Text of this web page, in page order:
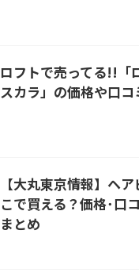
ロフトで売ってる!!「
スカラ」の価格や口コ
【大丸東京情報】ヘ
こで買える？価格･口
まとめ